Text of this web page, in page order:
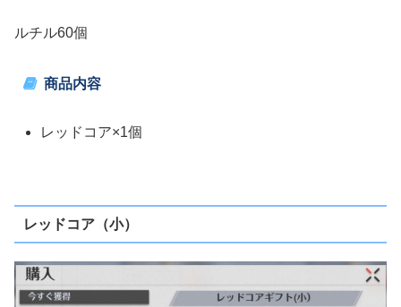
ルチル60個
商品内容
レッドコア×1個
レッドコア（小）